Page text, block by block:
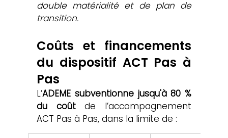
double matérialité et de plan de
transition.
Coûts et financements
du dispositif ACT Pas à
Pas
L’ADEME subventionne jusqu'à 80 %
du coût de l’accompagnement
ACT Pas à Pas, dans la limite de :